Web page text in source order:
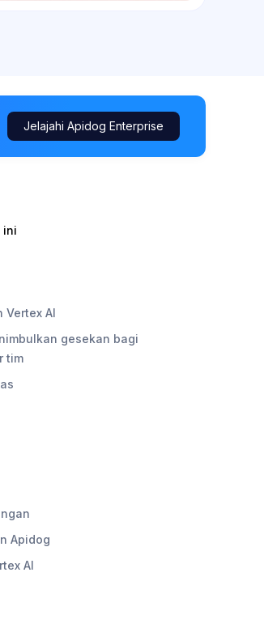
Jelajahi Apidog Enterprise
ini
Vertex AI
gesekan bagi
tim
Apidog
AI